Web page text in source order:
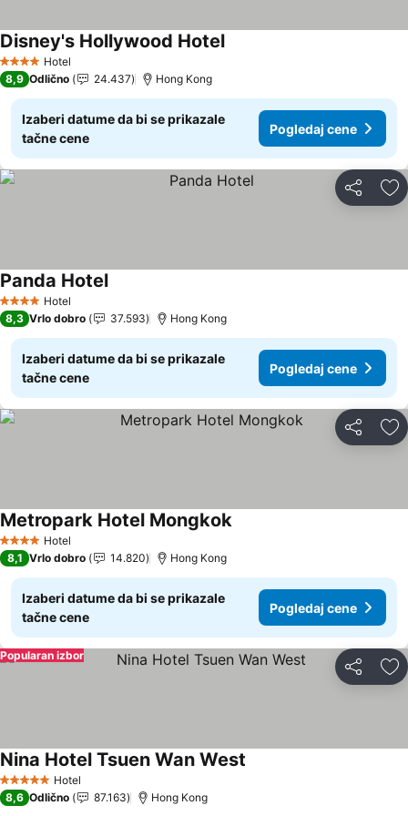
4 ZvezdiceHotel
Disney's Hollywood HotelPogledaj cene
8,9 Odlično 24.437 Hong Kong
Izaberi datume da bi se prikazale
tačne cene
Pogledaj cene
Deli
4 ZvezdiceHotel
Panda HotelPogledaj cene
8,3 Vrlo dobro 37.593 Hong Kong
Izaberi datume da bi se prikazale
tačne cene
Pogledaj cene
Deli
4 ZvezdiceHotel
Metropark Hotel MongkokPogledaj cene
8,1 Vrlo dobro 14.820 Hong Kong
Izaberi datume da bi se prikazale
tačne cene
Pogledaj cene
Deli
Popularan izbor
5 ZvezdiceHotel
Nina Hotel Tsuen Wan West
8,6 Odlično 87.163 Hong Kong